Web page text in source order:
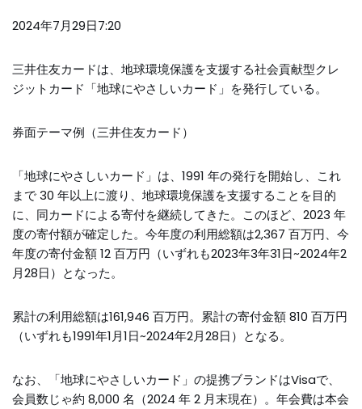
2024年7月29日7:20
三井住友カードは、地球環境保護を支援する社会貢献型クレ
ジットカード「地球にやさしいカード」を発行している。
券面テーマ例（三井住友カード）
「地球にやさしいカード」は、1991 年の発行を開始し、これ
まで 30 年以上に渡り、地球環境保護を支援することを目的
に、同カードによる寄付を継続してきた。このほど、2023 年
度の寄付額が確定した。今年度の利用総額は2,367 百万円、今
年度の寄付金額 12 百万円（いずれも2023年3年31日~2024年2
月28日）となった。
累計の利用総額は161,946 百万円。累計の寄付金額 810 百万円
（いずれも1991年1月1日~2024年2月28日）となる。
なお、「地球にやさしいカード」の提携ブランドはVisaで、
会員数じゃ約 8,000 名（2024 年 2 月末現在）。年会費は本会